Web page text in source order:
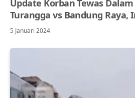
Update Korban Tewas
Turangga vs Bandung
5 Januari 2024